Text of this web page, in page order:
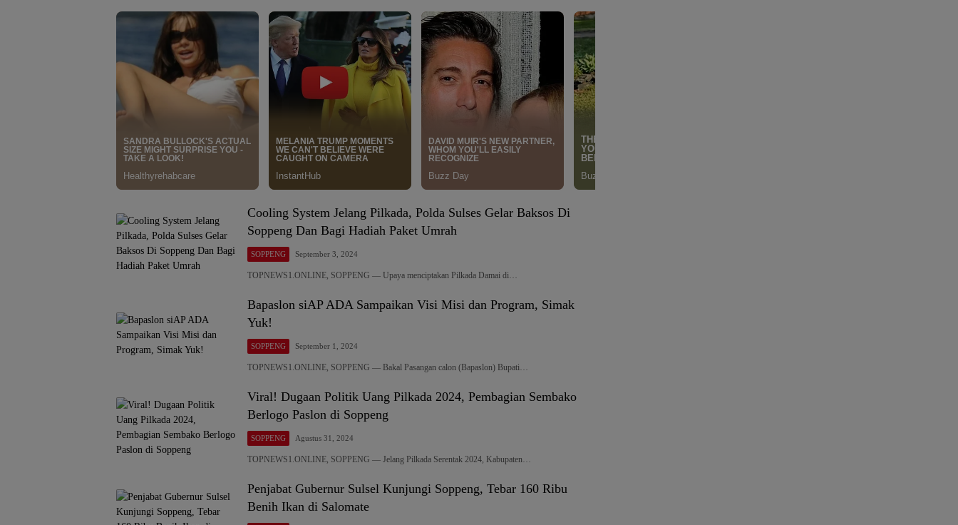
Cooling System Jelang Pilkada, Polda Sulses Gelar Baksos Di
Soppeng Dan Bagi Hadiah Paket Umrah
SOPPENG September 3, 2024
TOPNEWS1.ONLINE, SOPPENG — Upaya menciptakan Pilkada Damai di…
Bapaslon siAP ADA Sampaikan Visi Misi dan Program, Simak
Yuk!
SOPPENG September 1, 2024
TOPNEWS1.ONLINE, SOPPENG — Bakal Pasangan calon (Bapaslon) Bupati…
Viral! Dugaan Politik Uang Pilkada 2024, Pembagian Sembako
Berlogo Paslon di Soppeng
SOPPENG Agustus 31, 2024
TOPNEWS1.ONLINE, SOPPENG — Jelang Pilkada Serentak 2024, Kabupaten…
Penjabat Gubernur Sulsel Kunjungi Soppeng, Tebar 160 Ribu
Benih Ikan di Salomate